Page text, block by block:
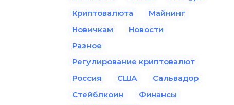
Криптовалюта
Майнинг
Новичкам
Новости
Разное
Регулирование криптовалют
Россия
США
Сальвадор
Стейблкоин
Финансы